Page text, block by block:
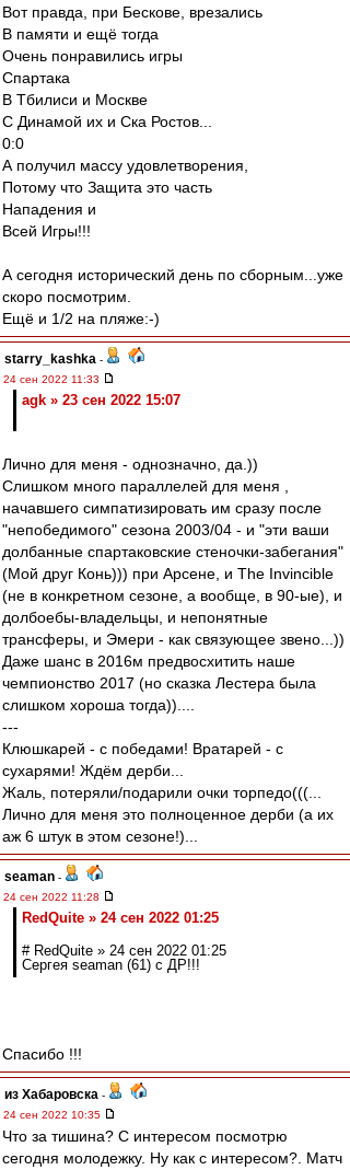
Вот правда, при Бескове, врезались
В памяти и ещё тогда
Очень понравились игры
Спартака
В Тбилиси и Москве
С Динамой их и Ска Ростов...
0:0
А получил массу удовлетворения,
Потому что Защита это часть
Нападения и
Всей Игры!!!
А сегодня исторический день по сборным...уже
скоро посмотрим.
Ещё и 1/2 на пляже:-)
starry_kashka -
24 сен 2022 11:33
agk » 23 сен 2022 15:07
Лично для меня - однозначно, да.))
Слишком много параллелей для меня ,
начавшего симпатизировать им сразу после
"непобедимого" сезона 2003/04 - и "эти ваши
долбанные спартаковские стеночки-забегания"
(Мой друг Конь))) при Арсене, и The Invincible
(не в конкретном сезоне, а вообще, в 90-ые), и
долбоебы-владельцы, и непонятные
трансферы, и Эмери - как связующее звено...))
Даже шанс в 2016м предвосхитить наше
чемпионство 2017 (но сказка Лестера была
слишком хороша тогда))....
---
Клюшкарей - с победами! Вратарей - с
сухарями! Ждём дерби...
Жаль, потеряли/подарили очки торпедо(((...
Лично для меня это полноценное дерби (а их
аж 6 штук в этом сезоне!)...
seaman -
24 сен 2022 11:28
RedQuite » 24 сен 2022 01:25
# RedQuite » 24 сен 2022 01:25
Сергея seaman (61) с ДР!!!
Спасибо !!!
из Хабаровска -
24 сен 2022 10:35
Что за тишина? С интересом посмотрю
сегодня молодежку. Ну как с интересом?. Матч